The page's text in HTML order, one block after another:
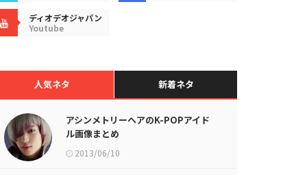
ディオデオジャパン
Youtube
人気ネタ 新着ネタ
アシンメトリーヘアのK-POPアイド
ル画像まとめ
2013/06/10